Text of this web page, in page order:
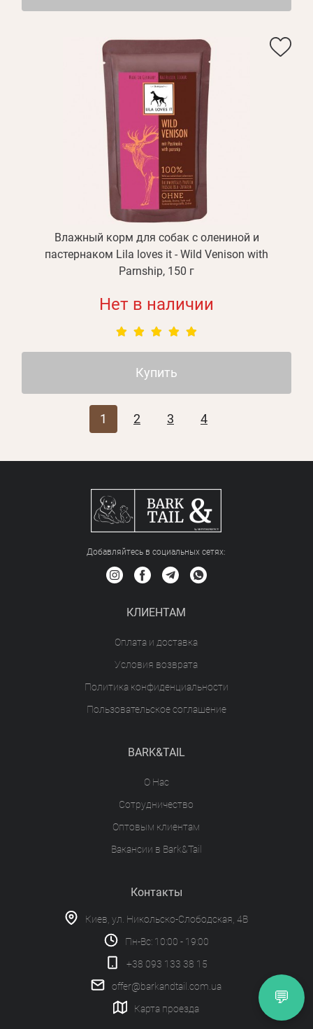
Влажный корм для собак с олениной и
пастернаком Lila loves it - Wild Venison with
Parnship, 150 г
Нет в наличии
Купить
1 2 3 4
Добавляйтесь в социальных сетяx:
КЛИЕНТАМ
Оплата и доставка
Условия возврата
Политика конфиденциальности
Пользовательское соглашение
BARK&TAIL
О Нас
Сотрудничество
Оптовым клиентам
Вакансии в Bark&Tail
Контакты
Киев, ул. Никольско-Слободская, 4В
Пн-Вс: 10:00 - 19:00
+38 093 133 38 15
offer@barkandtail.com.ua
Карта проезда
💬